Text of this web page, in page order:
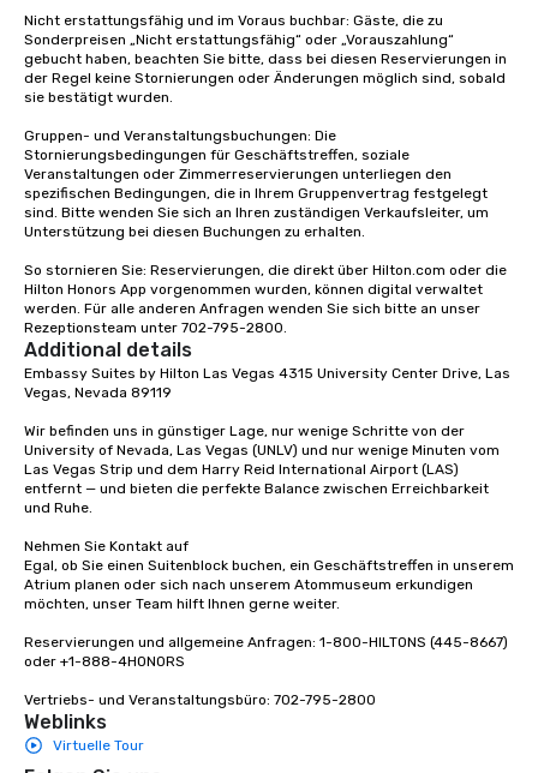
Nicht erstattungsfähig und im Voraus buchbar: Gäste, die zu
Sonderpreisen „Nicht erstattungsfähig“ oder „Vorauszahlung“
gebucht haben, beachten Sie bitte, dass bei diesen Reservierungen in
der Regel keine Stornierungen oder Änderungen möglich sind, sobald
sie bestätigt wurden.
Gruppen- und Veranstaltungsbuchungen: Die
Stornierungsbedingungen für Geschäftstreffen, soziale
Veranstaltungen oder Zimmerreservierungen unterliegen den
spezifischen Bedingungen, die in Ihrem Gruppenvertrag festgelegt
sind. Bitte wenden Sie sich an Ihren zuständigen Verkaufsleiter, um
Unterstützung bei diesen Buchungen zu erhalten.
So stornieren Sie: Reservierungen, die direkt über Hilton.com oder die
Hilton Honors App vorgenommen wurden, können digital verwaltet
werden. Für alle anderen Anfragen wenden Sie sich bitte an unser
Rezeptionsteam unter 702-795-2800.
Additional details
Embassy Suites by Hilton Las Vegas 4315 University Center Drive, Las
Vegas, Nevada 89119
Wir befinden uns in günstiger Lage, nur wenige Schritte von der
University of Nevada, Las Vegas (UNLV) und nur wenige Minuten vom
Las Vegas Strip und dem Harry Reid International Airport (LAS)
entfernt — und bieten die perfekte Balance zwischen Erreichbarkeit
und Ruhe.
Nehmen Sie Kontakt auf
Egal, ob Sie einen Suitenblock buchen, ein Geschäftstreffen in unserem
Atrium planen oder sich nach unserem Atommuseum erkundigen
möchten, unser Team hilft Ihnen gerne weiter.
Reservierungen und allgemeine Anfragen: 1-800-HILTONS (445-8667)
oder +1-888-4HONORS
Vertriebs- und Veranstaltungsbüro: 702-795-2800
Weblinks
Virtuelle Tour